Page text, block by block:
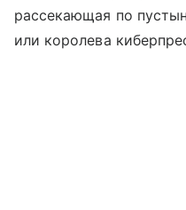
рассекающая по
или королева